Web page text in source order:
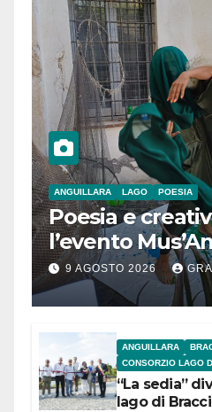
ANGUILLARA LAGO POESIA
Poesia e
l’evento
agosto 2026 al
Contadino
9 AGOSTO 2026
ANGUILLARA
CONSORZIO LAGO
“La sedia”
lago di